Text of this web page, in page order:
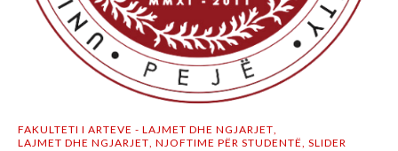
FAKULTETI I ARTEVE - LAJMET DHE NGJARJET,
LAJMET DHE NGJARJET, NJOFTIME PËR STUDENTË, SLIDER